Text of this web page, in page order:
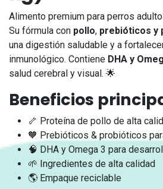
Alimento premium para perros
Su fórmula con pollo, prebióticos y
una digestión saludable y a
inmunológico. Contiene DHA y
salud cerebral y visual. 🌟
Beneficios
🦴 Proteína de pollo de alta
🧡 Prebióticos & probióticos
🧠 DHA y Omega 3 para
🌱 Ingredientes de alta calidad
🌎 Empaque reciclable